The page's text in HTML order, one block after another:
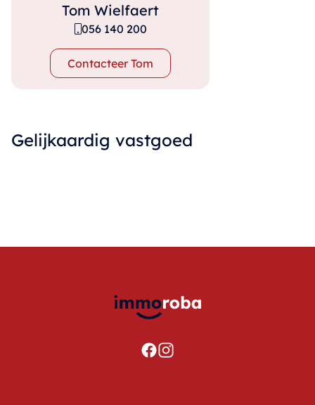
Tom Wielfaert
056 140 200
Contacteer Tom
Gelijkaardig vastgoed